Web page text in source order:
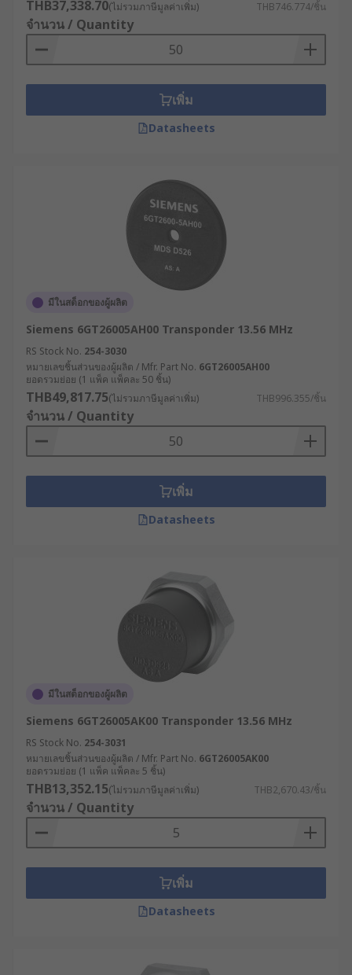
THB37,338.70(ไม่รวมภาษีมูลค่าเพิ่ม) THB746.774/ชิ้น
จำนวน / Quantity
เพิ่ม
Datasheets
มีในสต็อกของผู้ผลิต
Siemens 6GT26005AH00 Transponder 13.56 MHz
RS Stock No. 254-3030
หมายเลขชิ้นส่วนของผู้ผลิต / Mfr. Part No. 6GT26005AH00
ยอดรวมย่อย (1 แพ็ค แพ็คละ 50 ชิ้น)
THB49,817.75(ไม่รวมภาษีมูลค่าเพิ่ม) THB996.355/ชิ้น
จำนวน / Quantity
เพิ่ม
Datasheets
มีในสต็อกของผู้ผลิต
Siemens 6GT26005AK00 Transponder 13.56 MHz
RS Stock No. 254-3031
หมายเลขชิ้นส่วนของผู้ผลิต / Mfr. Part No. 6GT26005AK00
ยอดรวมย่อย (1 แพ็ค แพ็คละ 5 ชิ้น)
THB13,352.15(ไม่รวมภาษีมูลค่าเพิ่ม) THB2,670.43/ชิ้น
จำนวน / Quantity
เพิ่ม
Datasheets